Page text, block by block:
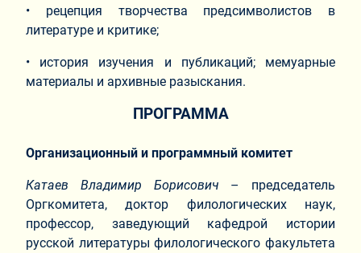
• рецепция творчества предсимволистов в
литературе и критике;
• история изучения и публикаций; мемуарные
материалы и архивные разыскания.
ПРОГРАММА
Организационный и программный комитет
Катаев Владимир Борисович – председатель
Оргкомитета, доктор филологических наук,
профессор, заведующий кафедрой истории
русской литературы филологического факультета